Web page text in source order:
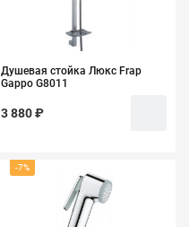
Душевая стойка Люкс Frap
Gappo G8011
3 880 ₽
-7%